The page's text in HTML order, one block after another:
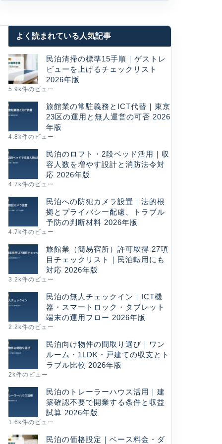
よく読まれている人気記事
民泊清掃の標準15手順｜ゲストレ
ビューを上げるチェックリスト
2026年版
5.9k件のビュー
旅館業の常駐義務とICT代替｜東京
23区の運用と無人運営の可否 2026
年版
4.8k件のビュー
民泊のロフト・2段ベッド活用｜収
容人数を増やす設計と消防法令対
応 2026年版
4.7k件のビュー
民泊への防犯カメラ設置｜法的根
拠とプライバシー配慮、トラブル
予防の判断材料 2026年版
4.7k件のビュー
旅館業（簡易宿所）許可取得 27項
目チェックリスト｜民泊転用にも
対応 2026年版
3.2k件のビュー
民泊の無人チェックイン｜ICT機
器・スマートロック・タブレット
端末の運用フロー 2026年版
2.2k件のビュー
民泊向け物件の間取り選び｜ワン
ルーム・1LDK・戸建ての収支とト
ラブル比較 2026年版
2k件のビュー
民泊のトレーラーハウス活用｜建
築確認不要で開業する条件と収益
試算 2026年版
1.6k件のビュー
民泊の価格設定｜ベース料金・ダ